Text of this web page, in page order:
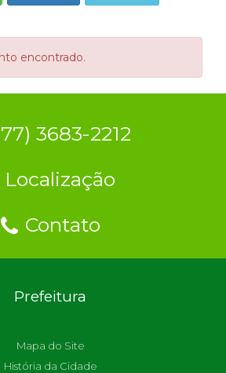
encontrado.
3683-2212
Localização
Contato
Prefeitura
Mapa do Site
História da Cidade